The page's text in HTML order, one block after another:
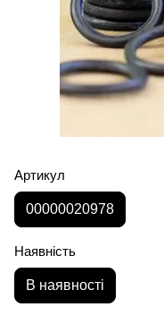
Артикул
00000020978
Наявність
В наявності